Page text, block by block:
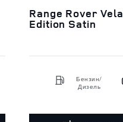
Range Rover
Edition Satin
Бензин/
Дизель